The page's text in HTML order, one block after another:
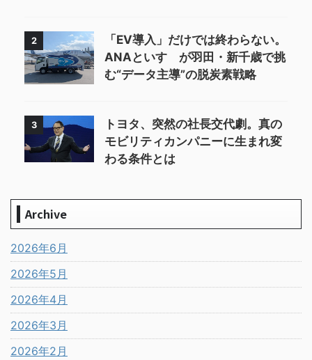
2
「EV導入」だけでは終わらない。
ANAといすゞが羽田・新千歳で挑
む“データ主導”の脱炭素戦略
3
トヨタ、突然の社長交代劇。真の
モビリティカンパニーに生まれ変
わる条件とは
Archive
2026年6月
2026年5月
2026年4月
2026年3月
2026年2月